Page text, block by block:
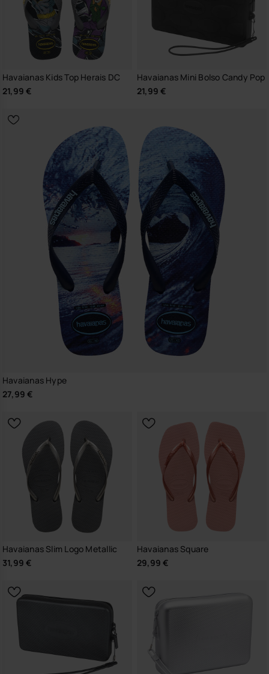
Havaianas Kids Top Herais DC
21,99 €
Havaianas Mini Bolso Candy Pop
21,99 €
Havaianas Hype
27,99 €
Havaianas Slim Logo Metallic
31,99 €
Havaianas Square
29,99 €